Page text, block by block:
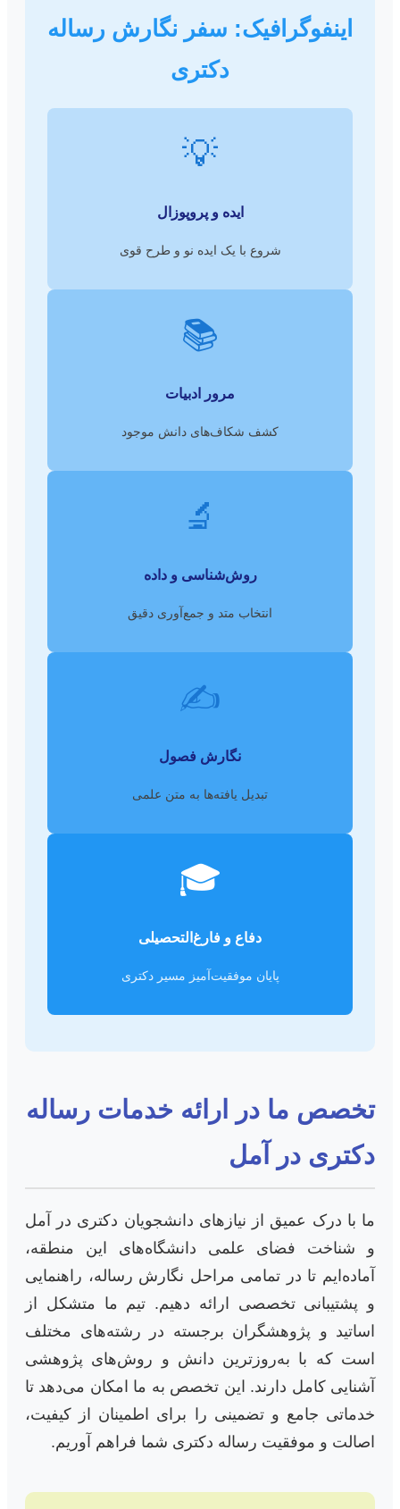
اینفوگرافیک: سفر نگارش رساله
دکتری
💡
ایده و پروپوزال
شروع با یک ایده نو و طرح قوی
📚
مرور ادبیات
کشف شکاف‌های دانش موجود
🔬
روش‌شناسی و داده
انتخاب متد و جمع‌آوری دقیق
✍️
نگارش فصول
تبدیل یافته‌ها به متن علمی
🎓
دفاع و فارغ‌التحصیلی
پایان موفقیت‌آمیز مسیر دکتری
تخصص ما در ارائه خدمات رساله
دکتری در آمل
ما با درک عمیق از نیازهای دانشجویان دکتری در آمل
و شناخت فضای علمی دانشگاه‌های این منطقه،
آماده‌ایم تا در تمامی مراحل نگارش رساله، راهنمایی
و پشتیبانی تخصصی ارائه دهیم. تیم ما متشکل از
اساتید و پژوهشگران برجسته در رشته‌های مختلف
است که با به‌روزترین دانش و روش‌های پژوهشی
آشنایی کامل دارند. این تخصص به ما امکان می‌دهد تا
خدماتی جامع و تضمینی را برای اطمینان از کیفیت،
اصالت و موفقیت رساله دکتری شما فراهم آوریم.